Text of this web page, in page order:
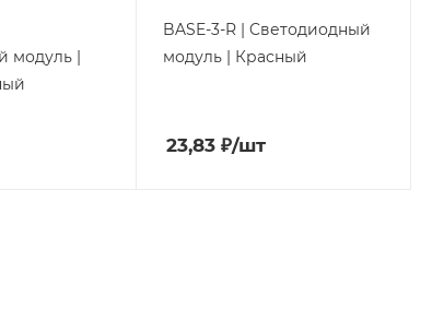
модуль |
BASE-3-R | Cветодиодный
модуль | Красный
23,83₽/шт